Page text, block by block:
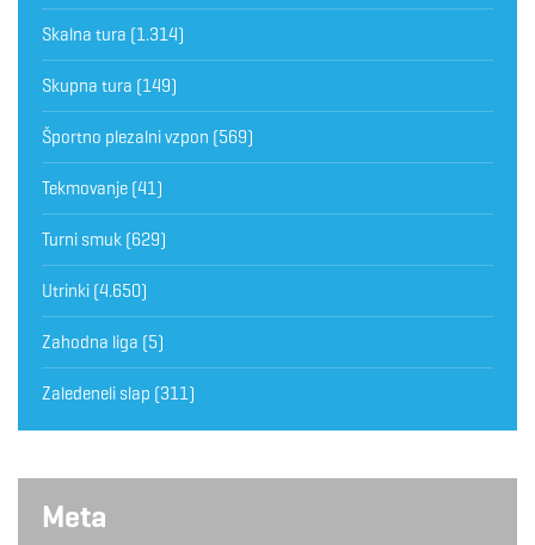
Skalna tura (1.314)
Skupna tura (149)
Športno plezalni vzpon (569)
Tekmovanje (41)
Turni smuk (629)
Utrinki (4.650)
Zahodna liga (5)
Zaledeneli slap (311)
Meta